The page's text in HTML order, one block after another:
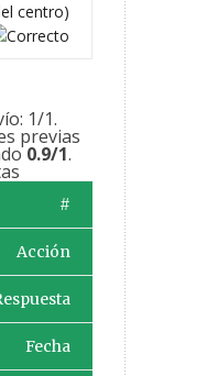
centro)
1/1.
previas
0.9/1.
#
Acción
Fecha